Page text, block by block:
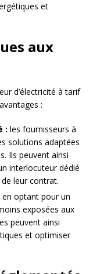
et
aux
d’électricité à tarif
:
: les fournisseurs à
solutions adaptées
Ils peuvent ainsi
interlocuteur dédié
leur contrat.
en optant pour un
exposées aux
peuvent ainsi
et optimiser